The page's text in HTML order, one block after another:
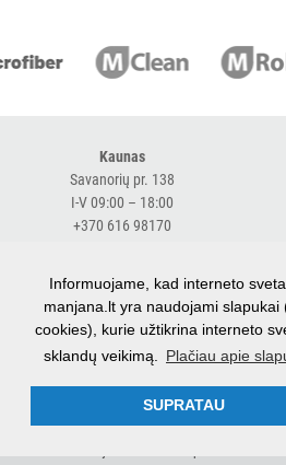
Vežimėliai
viešbučiams
APSAUGOS
PRIEMONĖS
PIRŠTINĖS
GRINDŲ
VALYMO
ĮRANGA
SKALBIMO
Kaunas
Savanorių pr. 138
I-V 09:00 – 18:00
+370 616 98170
Klaipėda
Baltijos pr. 26 B
I-V 09:00 – 18:00
+370 616 76501
expressklaipeda@manjana.lt
Informuojame, kad interneto
manjana.lt yra naudojami slapukai
cookies), kurie užtikrina interneto
sklandų veikimą.
Plačiau apie
SUPRATAU